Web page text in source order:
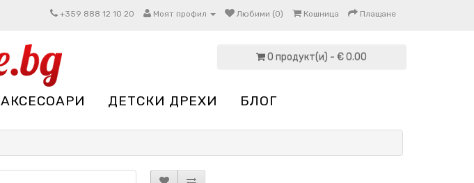
+359 888 12 10 20 Моят профил Любими (0) Кошница Плащане
0 продукт(и) - € 0.00
АКСЕСОАРИ ДЕТСКИ ДРЕХИ БЛОГ